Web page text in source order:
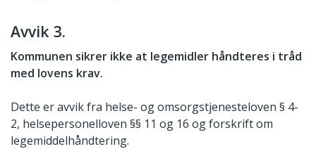
Avvik 3.
Kommunen sikrer ikke at legemidler håndteres i tråd
med lovens krav.
Dette er avvik fra helse- og omsorgstjenesteloven § 4-
2, helsepersonelloven §§ 11 og 16 og forskrift om
legemiddelhåndtering.